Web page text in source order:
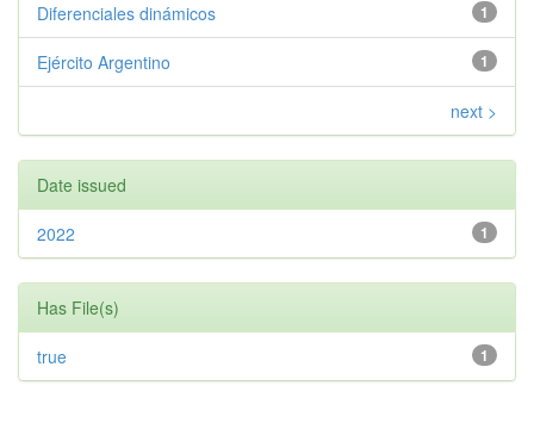
1
Diferenciales dinámicos
1
Ejército Argentino
next >
Date issued
1
2022
Has File(s)
1
true